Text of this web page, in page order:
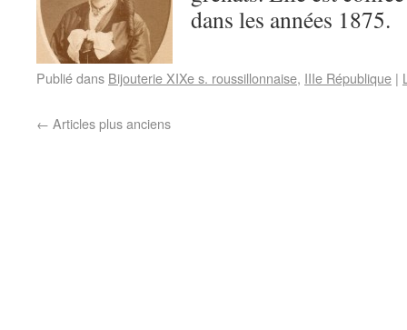
dans les années 1875.
Publié dans Bijouterie XIXe s. roussillonnaise, IIIe République |
← Articles plus anciens